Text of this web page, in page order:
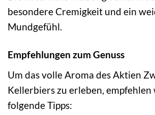
besondere Cremigkeit und ein
Mundgefühl.
Empfehlungen zum Genuss
Um das volle Aroma des Aktien
Kellerbiers zu erleben,
folgende Tipps: